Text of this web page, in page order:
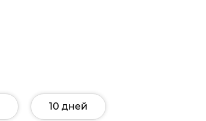
10 дней